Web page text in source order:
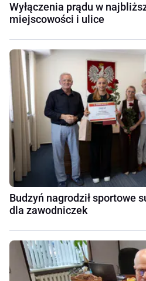
Wyłączenia prądu w
miejscowości i ulice
Budzyń nagrodził sportowe
dla zawodniczek